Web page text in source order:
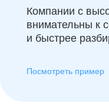
Компании с
внимательны к
и быстрее
Посмотреть пример